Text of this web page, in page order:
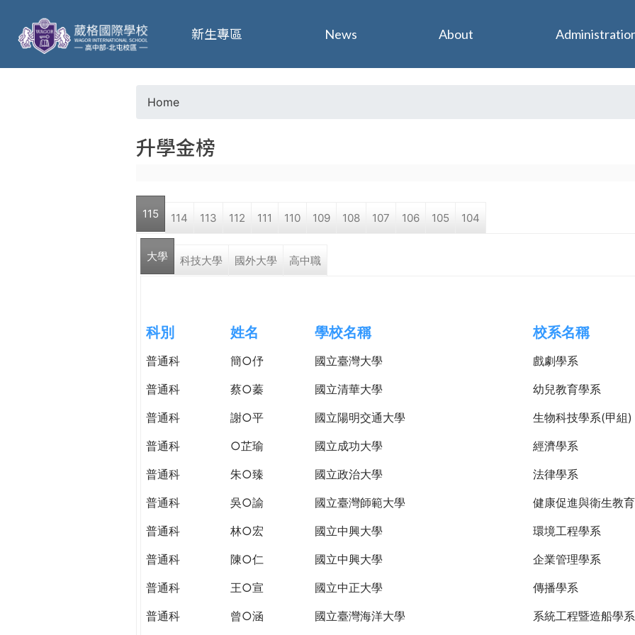
葳
格
o
u
a
r
h
e
r
Home
升學金榜
115 114 113 112 111 110 109 108 107 106 105 104
大學 科技大學 國外大學 高中職
科別 姓名 學校名稱 校系名稱
普通科 簡○伃 國立臺灣大學
戲劇學系
普通科
蔡○蓁 國立清華大學
幼兒教育學系
普通科
謝○平 國立陽明交通大學
生物科技學系(甲組)
普通科
○芷瑜 國立成功大學
經濟學系
普通科
朱○臻 國立政治大學
法律學系
普通科
吳○諭 國立臺灣師範大學
健康促進與衛生教
普通科
林○宏 國立中興大學
環境工程學系
普通科
陳○仁 國立中興大學
企業管理學系
普通科
王○宣 國立中正大學
傳播學系
普通科
曾○涵 國立臺灣海洋大學 系統工程暨造船學系
新生專區 News About